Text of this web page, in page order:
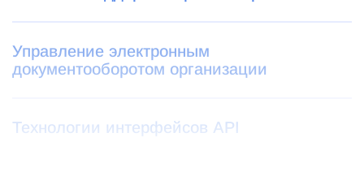
Управление электронным
документооборотом организации
Технологии интерфейсов API